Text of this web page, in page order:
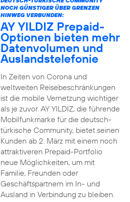
NOCH GÜNSTIGER ÜBER GRENZEN
HINWEG VERBUNDEN:
AY YILDIZ Prepaid-
Optionen bieten mehr
Datenvolumen und
Auslandstelefonie
In Zeiten von Corona und
weltweiten Reisebeschränkungen
ist die mobile Vernetzung wichtiger
als je zuvor. AY YILDIZ, die führende
Mobilfunkmarke für die deutsch-
türkische Community, bietet seinen
Kunden ab 2. März mit einem noch
attraktiveren Prepaid-Portfolio
neue Möglichkeiten, um mit
Familie, Freunden oder
Geschäftspartnern im In- und
Ausland in Verbindung zu bleiben.